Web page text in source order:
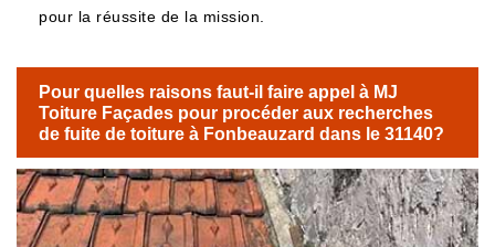
pour la réussite de la mission.
Pour quelles raisons faut-il faire appel à MJ
Toiture Façades pour procéder aux recherches
de fuite de toiture à Fonbeauzard dans le 31140?